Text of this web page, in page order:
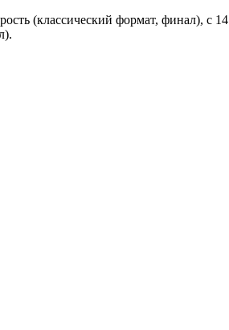
(классический формат, финал), с